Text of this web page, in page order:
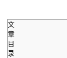
文
章
目
录